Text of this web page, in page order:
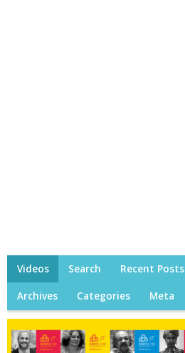
Videos Search Recent Posts
Archives Categories Meta